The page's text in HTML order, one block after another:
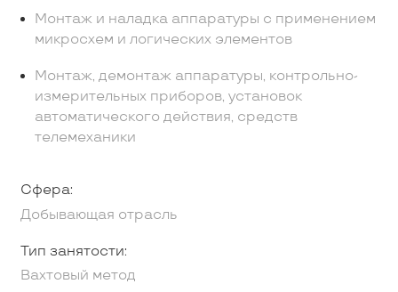
Монтаж и наладка аппаратуры с применением
микросхем и логических элементов
Монтаж, демонтаж аппаратуры, контрольно-
измерительных приборов, установок
автоматического действия, средств
телемеханики
Сфера:
Добывающая отрасль
Тип занятости:
Вахтовый метод